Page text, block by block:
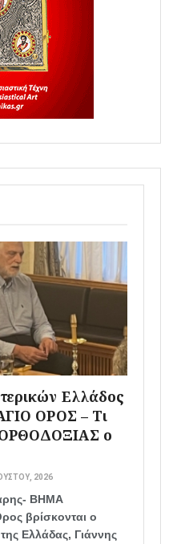
Ελλάδος
ΟΡΟΣ – Τι
ο
2026
ΒΗΜΑ
βρίσκονται ο
Ελλάδας, Γιάννης